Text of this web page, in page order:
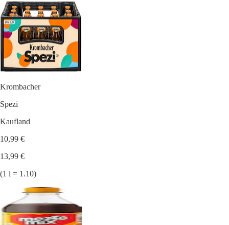
Krombacher
Spezi
Kaufland
10,99 €
13,99 €
(1 l = 1.10)